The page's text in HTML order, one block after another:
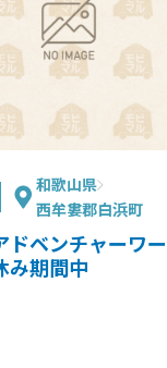
和歌山県
西牟婁郡白浜町
ベンチャーワ
期間中